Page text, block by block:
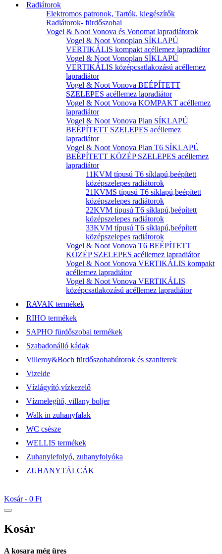
Radiátorok
Elektromos patronok, Tartók, kiegészítők
Radiátorok- fürdőszobai
Vogel & Noot Vonova és Vonomat lapradiátorok
Vogel & Noot Vonoplan SÍKLAPÚ
VERTIKÁLIS kompakt acéllemez lapradiátor
Vogel & Noot Vonoplan SÍKLAPÚ
VERTIKÁLIS középcsatlakozású acéllemez
lapradiátor
Vogel & Noot Vonova BEÉPÍTETT
SZELEPES acéllemez lapradiátor
Vogel & Noot Vonova KOMPAKT acéllemez
lapradiátor
Vogel & Noot Vonova Plan SÍKLAPÚ
BEÉPÍTETT SZELEPES acéllemez
lapradiátor
Vogel & Noot Vonova Plan T6 SÍKLAPÚ
BEÉPÍTETT KÖZÉP SZELEPES acéllemez
lapradiátor
11KVM típusú T6 síklapú,beépített
középszelepes radiátorok
21KVMS típusú T6 síklapú,beépített
középszelepes radiátorok
22KVM típusú T6 síklapú,beépített
középszelepes radiátorok
33KVM típusú T6 síklapú,beépített
középszelepes radiátorok
Vogel & Noot Vonova T6 BEÉPÍTETT
KÖZÉP SZELEPES acéllemez lapradiátor
Vogel & Noot Vonova VERTIKÁLIS kompakt
acéllemez lapradiátor
Vogel & Noot Vonova VERTIKÁLIS
középcsatlakozású acéllemez lapradiátor
RAVAK termékek
RIHO termékek
SAPHO fürdőszobai termékek
Szabadonálló kádak
Villeroy&Boch fürdőszobabútorok és szaniterek
Vizelde
Vízlágyító,vízkezelő
Vízmelegítő, villany boljer
Walk in zuhanyfalak
WC csésze
WELLIS termékek
Zuhanylefolyó, zuhanyfolyóka
ZUHANYTÁLCÁK
Kosár - 0 Ft
Kosár
A kosara még üres